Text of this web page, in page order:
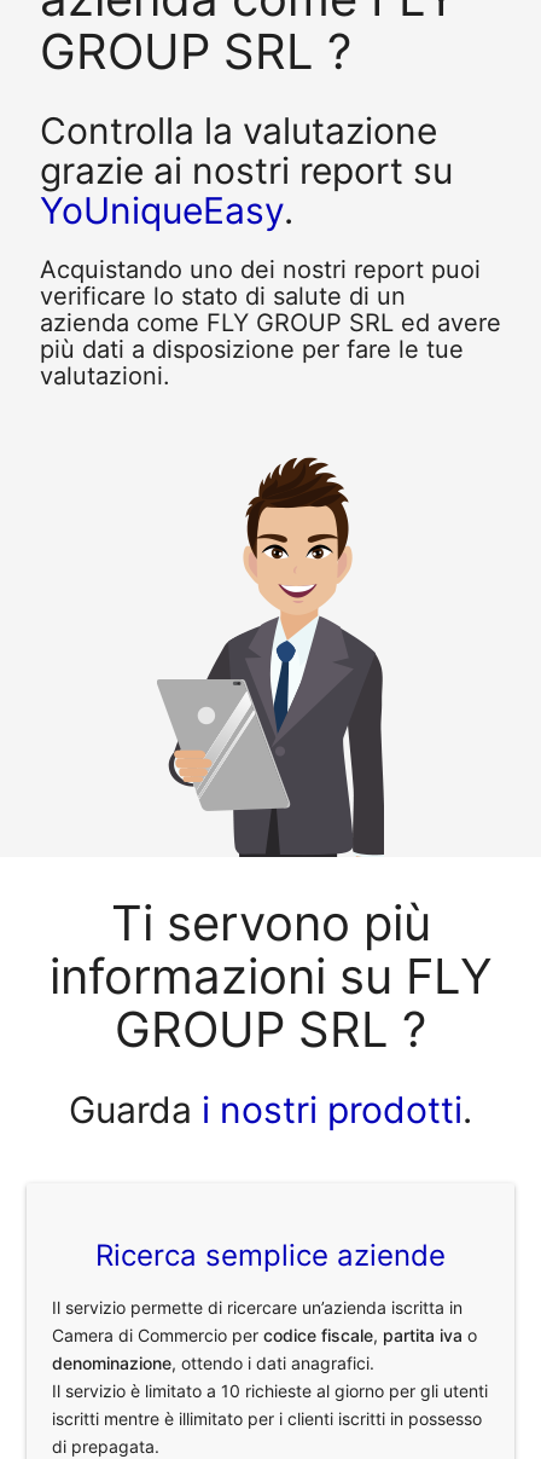
GROUP SRL ?
Controlla la valutazione
grazie ai nostri report su
YoUniqueEasy.
Acquistando uno dei nostri report puoi
verificare lo stato di salute di un
azienda come FLY GROUP SRL ed avere
più dati a disposizione per fare le tue
valutazioni.
Ti servono più
informazioni su FLY
GROUP SRL ?
Guarda i nostri prodotti.
Ricerca semplice aziende
Il servizio permette di ricercare un’azienda iscritta in
Camera di Commercio percodice fiscale, partita iva o
denominazione, ottendo i dati anagrafici.
Il servizio è limitato a 10 richieste al giorno per gli utenti
iscritti mentre è illimitato per i clienti iscritti in possesso
di prepagata.